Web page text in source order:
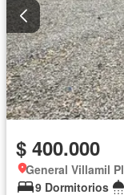
$ 400.000
General Villamil
9 Dormitorios